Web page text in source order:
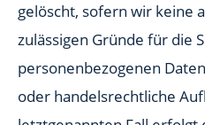
gelöscht, sofern wir keine
zulässigen Gründe für die
personenbezogenen
oder handelsrechtliche